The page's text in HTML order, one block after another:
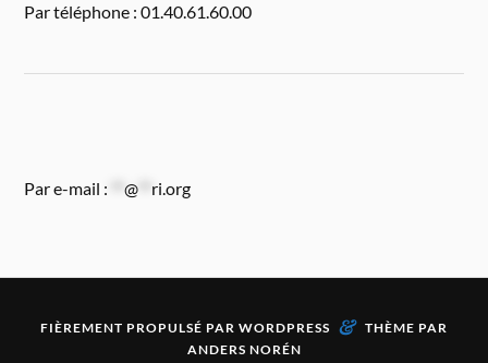
Par téléphone : 01.40.61.60.00
Par e-mail : **@ ri.org
FIÈREMENT PROPULSÉ PAR WORDPRESS & THÈME PAR
ANDERS NORÉN